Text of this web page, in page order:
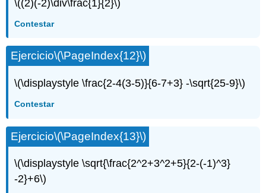
\((2)(-2)\div\frac{1}{2}\)
Contestar
Ejercicio\(\PageIndex{12}\)
\(\displaystyle \frac{2-4(3-5)}{6-7+3} -\sqrt{25-9}\)
Contestar
Ejercicio\(\PageIndex{13}\)
\(\displaystyle \sqrt{\frac{2^2+3^2+5}{2-(-1)^3}
-2}+6\)